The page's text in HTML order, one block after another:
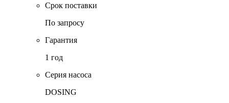
Срок поставки
По запросу
Гарантия
1 год
Серия насоса
DOSING